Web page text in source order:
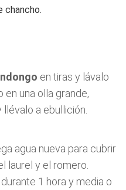
chancho.
en tiras y lávalo
en una olla grande,
a ebullición.
agua nueva para cubrir
laurel y el romero.
1 hora y media o